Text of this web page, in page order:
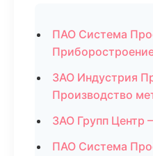
ПАО Система
ЗАО Индустрия
Производство
ЗАО Групп Центр
ПАО Система